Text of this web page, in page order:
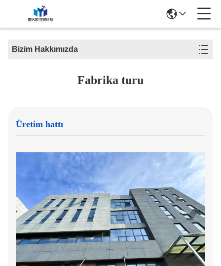
Bizim Hakkımızda
Fabrika turu
Üretim hattı